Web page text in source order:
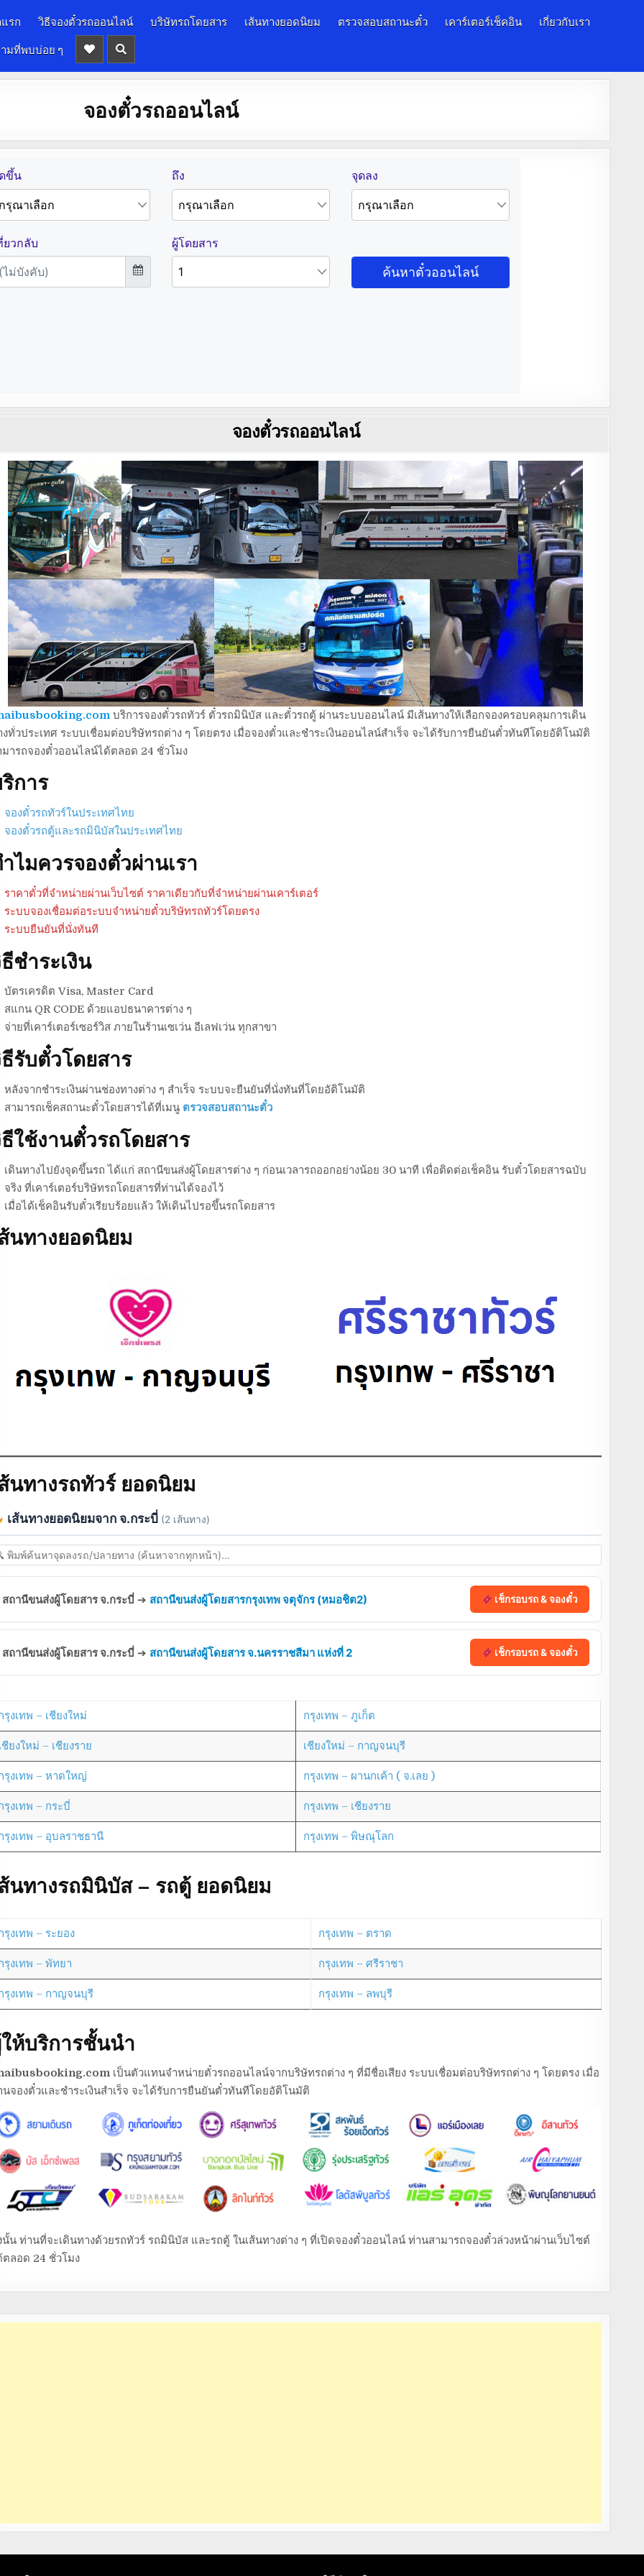
รก วิธีจองตั๋วรถออนไลน์ บริษัทรถโดยสาร เส้นทางยอดนิยม ตรวจสอบสถานะตั๋ว เคาร์เตอร์เช็คอิน
เกี่ยวกับเรา
มที่พบบ่อย ๆ
จองตั๋วรถออนไลน์
จองตั๋วรถออนไลน์
บริการจองตั๋วรถทัวร์ ตั๋วรถมินิบัส และตั๋วรถตู้ ผ่านระบบออนไลน์ มีเส้นทางให้เลือกจองครอบคลุมการเดิน
งทั่วประเทศ ระบบเชื่อมต่อบริษัทรถต่าง ๆ โดยตรง เมื่อจองตั๋วและชำระเงินออนไลน์สำเร็จ จะได้รับการยืนยันตั๋วทันทีโดยอัติโนมัติ
มารถจองตั๋วออนไลน์ได้ตลอด 24 ชั่วโมง
การ
จองตั๋วรถทัวร์ในประเทศไทย
จองตั๋วรถตู้และรถมินิบัสในประเทศไทย
ไมควรจองตั๋วผ่านเรา
ราคาตั๋วที่จำหน่ายผ่านเว็บไซต์ ราคาเดียวกับที่จำหน่ายผ่านเคาร์เตอร์
ระบบจองเชื่อมต่อระบบจำหน่ายตั๋วบริษัทรถทัวร์โดยตรง
ระบบยืนยันที่นั่งทันที
ชำระเงิน
บัตรเครดิต Visa, Master Card
สแกน QR CODE ด้วยแอปธนาคารต่าง ๆ
จ่ายที่เคาร์เตอร์เซอร์วิส ภายในร้านเซเว่น อีเลฟเว่น ทุกสาขา
รับตั๋วโดยสาร
หลังจากชำระเงินผ่านช่องทางต่าง ๆ สำเร็จ ระบบจะยืนยันที่นั่งทันที่โดยอัติโนมัติ
สามารถเช็คสถานะตั๋วโดยสารได้ที่เมนู ตรวจสอบสถานะตั๋ว
ใช้งานตั๋วรถโดยสาร
เดินทางไปยังจุดขึ้นรถ ได้แก่ สถานีขนส่งผู้โดยสารต่าง ๆ ก่อนเวลารถออกอย่างน้อย 30 นาที เพื่อติดต่อเช็คอิน รับตั๋วโดยสารฉบับ
จริง ที่เคาร์เตอร์บริษัทรถโดยสารที่ท่านได้จองไว้
เมื่อได้เช็คอินรับตั๋วเรียบร้อยแล้ว ให้เดินไปรอขึ้นรถโดยสาร
นทางยอดนิยม
นทางรถทัวร์ ยอดนิยม
เส้นทางยอดนิยมจาก จ.กระบี่ (2 เส้นทาง)
สถานีขนส่งผู้โดยสาร จ.กระบี่➔ สถานีขนส่งผู้โดยสารกรุงเทพ จตุจักร (หมอชิต2) เช็กรอบรถ & จองตั๋ว
สถานีขนส่งผู้โดยสาร จ.กระบี่➔ สถานีขนส่งผู้โดยสาร จ.นครราชสีมา แห่งที่ 2 เช็กรอบรถ & จองตั๋ว
รุงเทพ – เชียงใหม่
ชียงใหม่ – เชียงราย
รุงเทพ – หาดใหญ่
รุงเทพ – กระบี่
รุงเทพ – อุบลราชธานี
กรุงเทพ – ภูเก็ต
เชียงใหม่ – กาญจนบุรี
กรุงเทพ – ผานกเค้า ( จ.เลย )
กรุงเทพ – เชียงราย
กรุงเทพ – พิษณุโลก
นทางรถมินิบัส – รถตู้ ยอดนิยม
รุงเทพ – ระยอง กรุงเทพ – ตราด
รุงเทพ – พัทยา กรุงเทพ – ศรีราชา
รุงเทพ – กาญจนบุรี กรุงเทพ – ลพบุรี
ห้บริการชั้นนำ
เป็นตัวแทนจำหน่ายตั๋วรถออนไลน์จากบริษัทรถต่าง ๆ ที่มีชื่อเสียง ระบบเชื่อมต่อบริษัทรถต่าง ๆ โดยตรง เมื่อ
นจองตั๋วและชำระเงินสำเร็จ จะได้รับการยืนยันตั๋วทันทีโดยอัติโนมัติ
นั้น ท่านที่จะเดินทางด้วยรถทัวร์ รถมินิบัส และรถตู้ ในเส้นทางต่าง ๆ ที่เปิดจองตั๋วออนไลน์ ท่านสามารถจองตั๋วล่วงหน้าผ่านเว็บไซต์
ตลอด 24 ชั่วโมง